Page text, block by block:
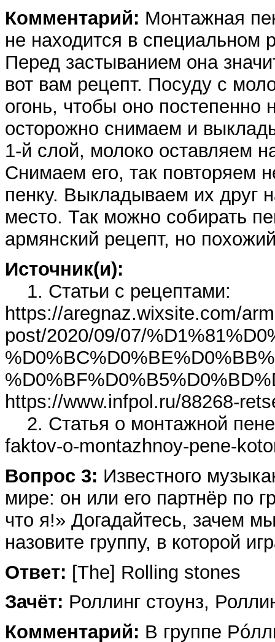
Комментарий: Монтажная
не находится в специальном
Перед застыванием она
вот вам рецепт. Посуду с
огонь, чтобы оно постепенно
осторожно снимаем и
1-й слой, молоко оставляем
Снимаем его, так повторяем
пенку. Выкладываем их друг
место. Так можно собирать
армянский рецепт, но
Источник(и):
1. Статьи с рецептами:
https://aregnaz.wixsite.com/
post/2020/09/07/
https://www.infpol.ru/88268-
2. Статья о монтажной
faktov-o-montazhnoy-pene-
Вопрос 3: Известного
мире: он или его партнёр по
что я!» Догадайтесь, зачем
назовите группу, в которой
Ответ: [The] Rolling stones
Зачёт: Роллинг стоунз,
Комментарий: В группе